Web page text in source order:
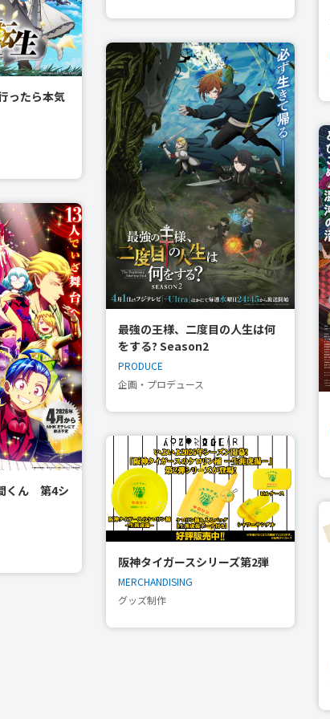
ったら本気
最強の王様、二度目の人生は何
をする? Season2
PRODUCE
企画・プロデュース
くん 第4シ
阪神タイガースシリーズ第2弾
MERCHANDISING
グッズ制作